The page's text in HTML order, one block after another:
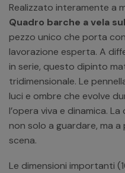
Realizzato interamente a
Quadro barche a vela
pezzo unico che porta
lavorazione esperta. A
in serie, questo dipinto
tridimensionale. Le
luci e ombre che evolve
l’opera viva e dinamica.
non solo a guardare, ma
scena.
Le dimensioni importanti